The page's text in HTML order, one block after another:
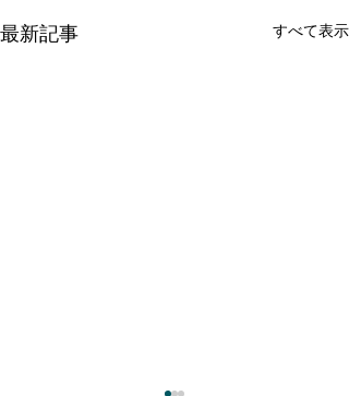
最新記事 すべて表示